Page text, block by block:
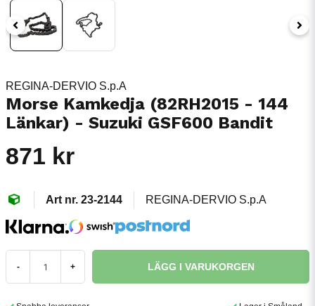
REGINA-DERVIO S.p.A
Morse Kamkedja (82RH2015 - 144
Länkar) - Suzuki GSF600 Bandit
871 kr
23-2144 REGINA-DERVIO S.p.A
- + LÄGG I VARUKORGEN